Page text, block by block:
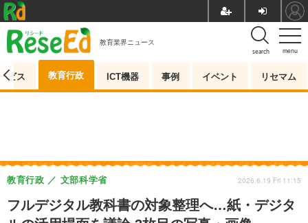
menu
search
教育業界ニュース
ビス 教育行政 ICT機器 事例 イベント リセマム
フルデジタル教科書の対象整理へ…紙・デジタ
教育行政 文部科学省 2026.6.19 Fri 11:15